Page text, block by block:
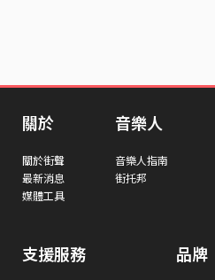
關於
關於街聲
最新消息
媒體工具
音樂人
音樂人指南
街托邦
支援服務 品牌